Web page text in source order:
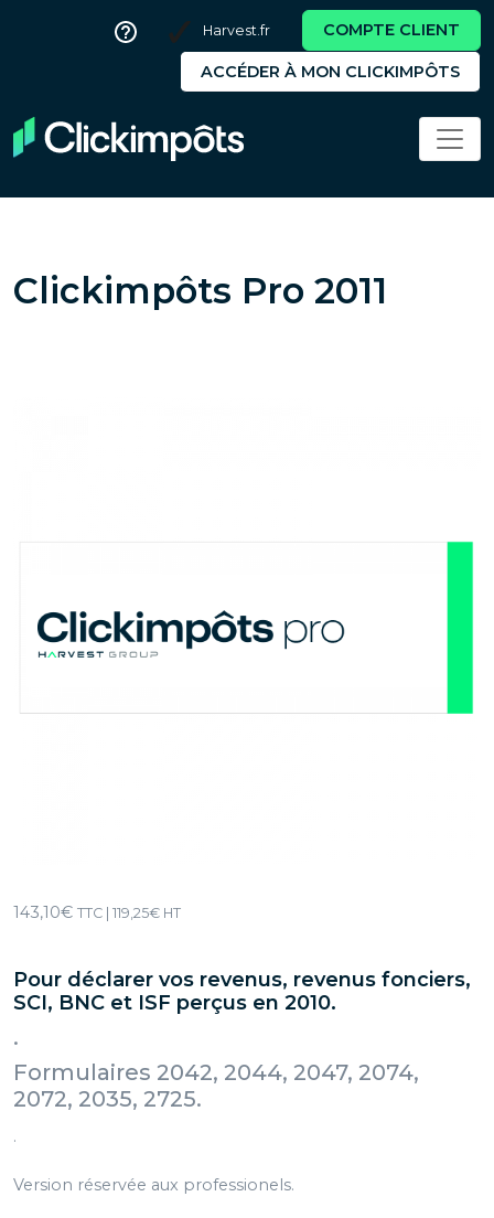
Harvest.fr COMPTE CLIENT
ACCÉDER À MON CLICKIMPÔTS
Clickimpôts Pro 2011
143,10€ TTC | 119,25€ HT
Pour déclarer vos revenus, revenus fonciers,
SCI, BNC et ISF perçus en 2010.
.
Formulaires 2042, 2044, 2047, 2074,
2072, 2035, 2725.
.
Version réservée aux professionels.